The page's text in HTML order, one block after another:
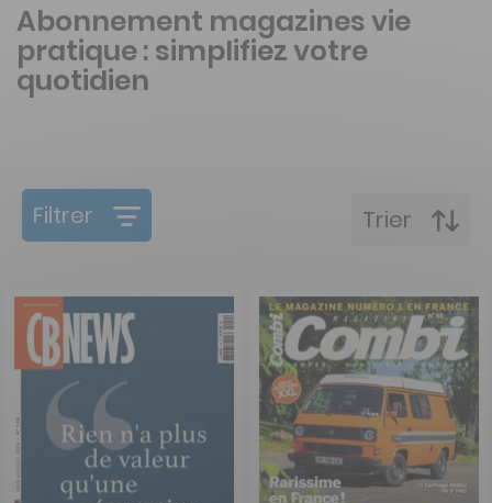
Abonnement magazines vie
pratique : simplifiez votre
quotidien
Filtrer Trier